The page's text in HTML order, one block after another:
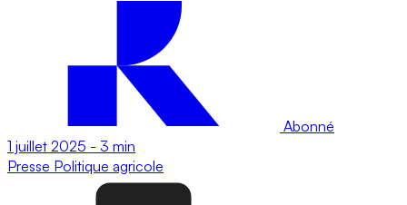
Abonné
1 juillet 2025 - 3 min
Presse Politique agricole